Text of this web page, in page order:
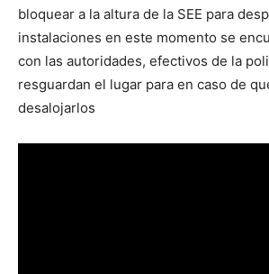
bloquear a la altura de la SEE para
instalaciones en este momento se
con las autoridades, efectivos de la
resguardan el lugar para en caso de
desalojarlos